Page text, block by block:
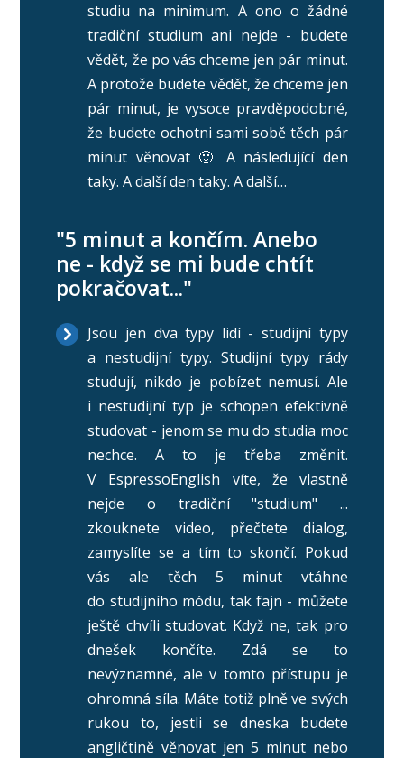
studiu na minimum. A ono o žádné
tradiční studium ani nejde - budete
vědět, že po vás chceme jen pár minut.
A protože budete vědět, že chceme jen
pár minut, je vysoce pravděpodobné,
že budete ochotni sami sobě těch pár
minut věnovat 🙂 A následující den
taky. A další den taky. A další…
"5 minut a končím. Anebo
ne - když se mi bude chtít
pokračovat..."
Jsou jen dva typy lidí - studijní typy
a nestudijní typy. Studijní typy rády
studují, nikdo je pobízet nemusí. Ale
i nestudijní typ je schopen efektivně
studovat - jenom se mu do studia moc
nechce. A to je třeba změnit.
V EspressoEnglish víte, že vlastně
nejde o tradiční "studium" ...
zkouknete video, přečtete dialog,
zamyslíte se a tím to skončí. Pokud
vás ale těch 5 minut vtáhne
do studijního módu, tak fajn - můžete
ještě chvíli studovat. Když ne, tak pro
dnešek končíte. Zdá se to
nevýznamné, ale v tomto přístupu je
ohromná síla. Máte totiž plně ve svých
rukou to, jestli se dneska budete
angličtině věnovat jen 5 minut nebo